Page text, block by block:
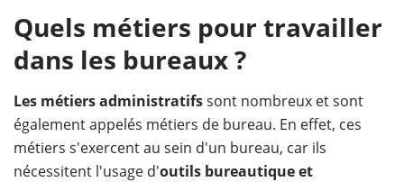
Quels métiers pour travailler
dans les bureaux ?
Les métiers administratifssont nombreux et sont
également appelés métiers de bureau. En effet, ces
métiers s'exercent au sein d'un bureau, car ils
nécessitent l'usage d'outils bureautique et